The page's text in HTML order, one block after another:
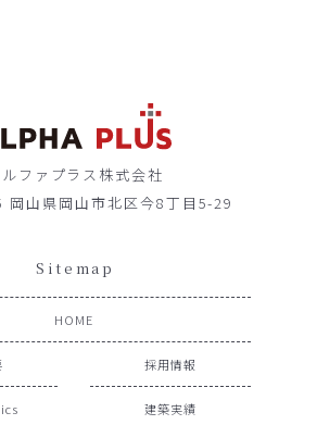
ファプラス株式会社
岡山県岡山市北区今8丁目5-29
Sitemap
HOME
採用情報
建築実績